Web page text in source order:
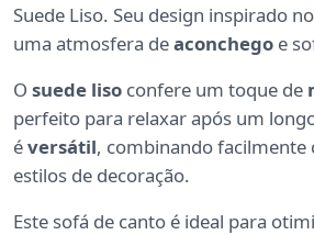
Suede Liso. Seu design inspirado
uma atmosfera deaconchego e
O suede liso confere um toque de
perfeito para relaxar após um
éversátil, combinando facilmente
estilos de decoração.
Este sofá de canto é ideal para